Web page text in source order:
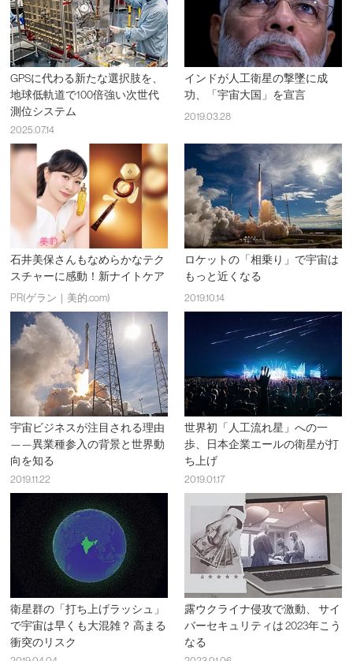
GPSに代わる新たな選択肢を、
地球低軌道で100倍強い次世代
測位システム
2025.07.14
インドが人工衛星の撃墜に成
功、「宇宙大国」を宣言
2019.03.28
石井美保さんもなめらかなテク
スチャーに感動！新ナイトケア
PR(ゲラン｜美的.com)
ロケットの「相乗り」で宇宙は
もっと近くなる
2019.10.14
宇宙ビジネスが注目される理由
——異業種参入の背景と世界動
向を知る
2019.11.22
世界初「人工流れ星」への一
歩、日本企業エールの衛星が打
ち上げ
2019.01.17
衛星群の「打ち上げラッシュ」
で宇宙は早くも大混雑？ 高まる
衝突のリスク
露ウクライナ侵攻で激動、 サイ
バーセキュリティは 2023年こう
なる